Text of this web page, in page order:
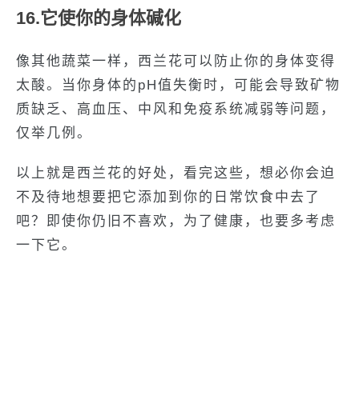
16.它使你的身体碱化
像其他蔬菜一样，西兰花可以防止你的身体变得
太酸。当你身体的pH值失衡时，可能会导致矿物
质缺乏、高血压、中风和免疫系统减弱等问题，
仅举几例。
以上就是西兰花的好处，看完这些，想必你会迫
不及待地想要把它添加到你的日常饮食中去了
吧？即使你仍旧不喜欢，为了健康，也要多考虑
一下它。